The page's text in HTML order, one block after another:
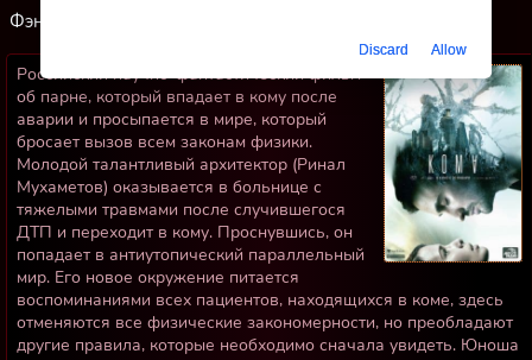
Фэнтези
Российский научно-фантастический фильм
об парне, который впадает в кому после
аварии и просыпается в мире, который
бросает вызов всем законам физики.
Молодой талантливый архитектор (Ринал
Мухаметов) оказывается в больнице с
тяжелыми травмами после случившегося
ДТП и переходит в кому. Проснувшись, он
попадает в антиутопический параллельный
мир. Его новое окружение питается
воспоминаниями всех пациентов, находящихся в коме, здесь
отменяются все физические закономерности, но преобладают
другие правила, которые необходимо сначала увидеть. Юноша
Discard Allow